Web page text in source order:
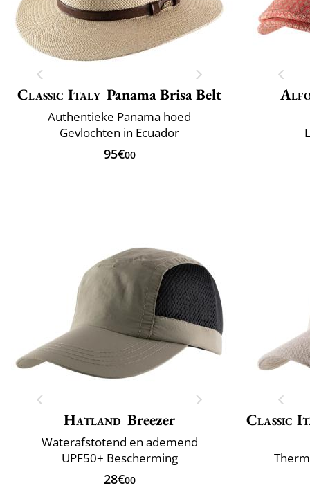
Classic Italy Panama Brisa Belt
Authentieke Panama hoed
Gevlochten in Ecuador
95€00
Hatland Breezer
Waterafstotend en ademend
UPF50+ Bescherming
28€00
Classic